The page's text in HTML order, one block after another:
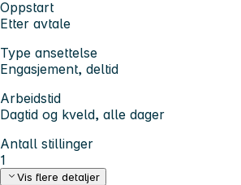
Oppstart
Etter avtale
Type ansettelse
Engasjement, deltid
Arbeidstid
Dagtid og kveld, alle dager
Antall stillinger
1
Vis flere detaljer